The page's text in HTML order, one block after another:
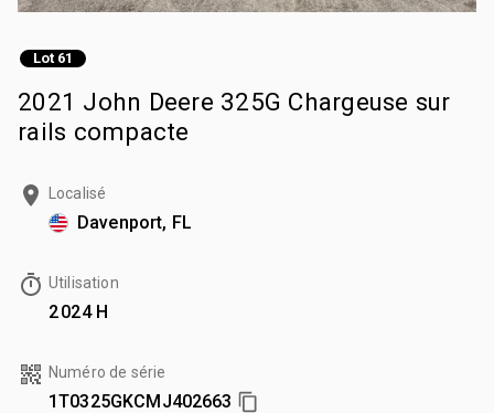
Lot 61
2021 John Deere 325G Chargeuse sur
rails compacte
Localisé
Davenport, FL
Utilisation
2 024 H
Numéro de série
1T0325GKCMJ402663